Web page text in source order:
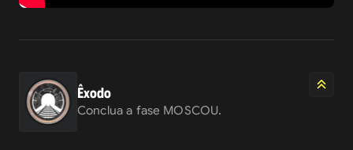
Êxodo
Conclua a fase MOSCOU.